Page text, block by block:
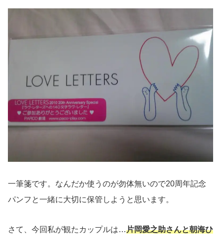
一筆箋です。なんだか使うのが勿体無いので20周年記念
パンフと一緒に大切に保管しようと思います。
さて、今回私が観たカップルは…片岡愛之助さんと朝海ひ